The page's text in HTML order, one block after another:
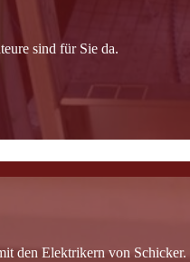
sind für Sie da.
den Elektrikern von Schicker.